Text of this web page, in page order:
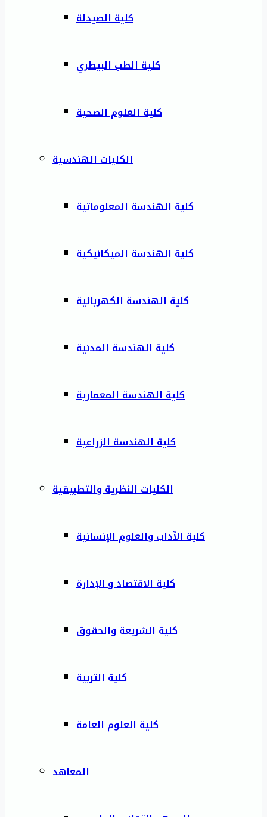
كلية الصيدلة
كلية الطب البيطري
كلية العلوم الصحية
الكليات الهندسية
كلية الهندسة المعلوماتية
كلية الهندسة الميكانيكية
كلية الهندسة الكهربائية
كلية الهندسة المدنية
كلية الهندسة المعمارية
كلية الهندسة الزراعية
الكليات النظرية والتطبيقية
كلية الآداب والعلوم الإنسانية
كلية الاقتصاد و الإدارة
كلية الشريعة والحقوق
كلية التربية
كلية العلوم العامة
المعاهد